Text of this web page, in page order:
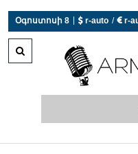
Օգոստոսի 8  r-auto /  r-